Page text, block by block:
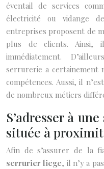
éventail de services
électricité ou vidange
entreprises proposent de
plus de clients. Ainsi,
immédiatement.
serrurerie a certainement
compétences. Aussi, il
de nombreux métiers
S’adresser à
située à
Afin de s’assurer de la
serrurier liege, il n’y a